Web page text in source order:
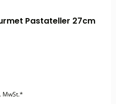
Pastateller 27cm
MwSt.*